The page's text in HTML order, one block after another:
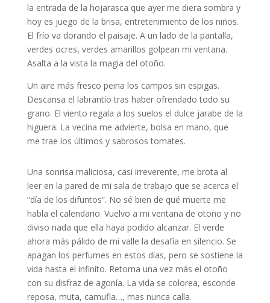
la entrada de la hojarasca que ayer me diera sombra y
hoy es juego de la brisa, entretenimiento de los niños.
El frío va dorando el paisaje. A un lado de la pantalla,
verdes ocres, verdes amarillos golpean mi ventana.
Asalta a la vista la magia del otoño.
Un aire más fresco peina los campos sin espigas.
Descansa el labrantío tras haber ofrendado todo su
grano. El viento regala a los suelos el dulce jarabe de la
higuera. La vecina me advierte, bolsa en mano, que
me trae los últimos y sabrosos tomates.
Una sonrisa maliciosa, casi irreverente, me brota al
leer en la pared de mi sala de trabajo que se acerca el
“día de los difuntos”. No sé bien de qué muerte me
habla el calendario. Vuelvo a mi ventana de otoño y no
diviso nada que ella haya podido alcanzar. El verde
ahora más pálido de mi valle la desafía en silencio. Se
apagan los perfumes en estos días, pero se sostiene la
vida hasta el infinito. Retorna una vez más el otoño
con su disfraz de agonía. La vida se colorea, esconde
reposa, muta, camufla…, mas nunca calla.